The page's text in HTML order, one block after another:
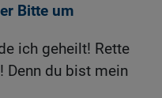
Bitte um
ich geheilt! Rette
Denn du bist mein